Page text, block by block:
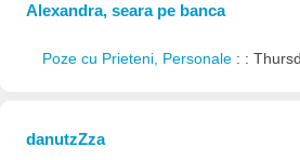
Alexandra, seara pe banca
Poze cu Prieteni, Personale : :
danutzZza